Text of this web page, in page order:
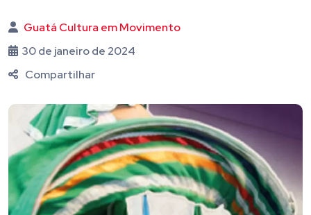
Guatá Cultura em Movimento
30 de janeiro de 2024
Compartilhar